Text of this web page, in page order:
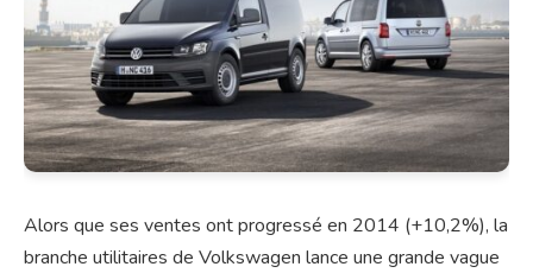
Alors que ses ventes ont progressé en 2014 (+10,2%), la
branche utilitaires de Volkswagen lance une grande vague